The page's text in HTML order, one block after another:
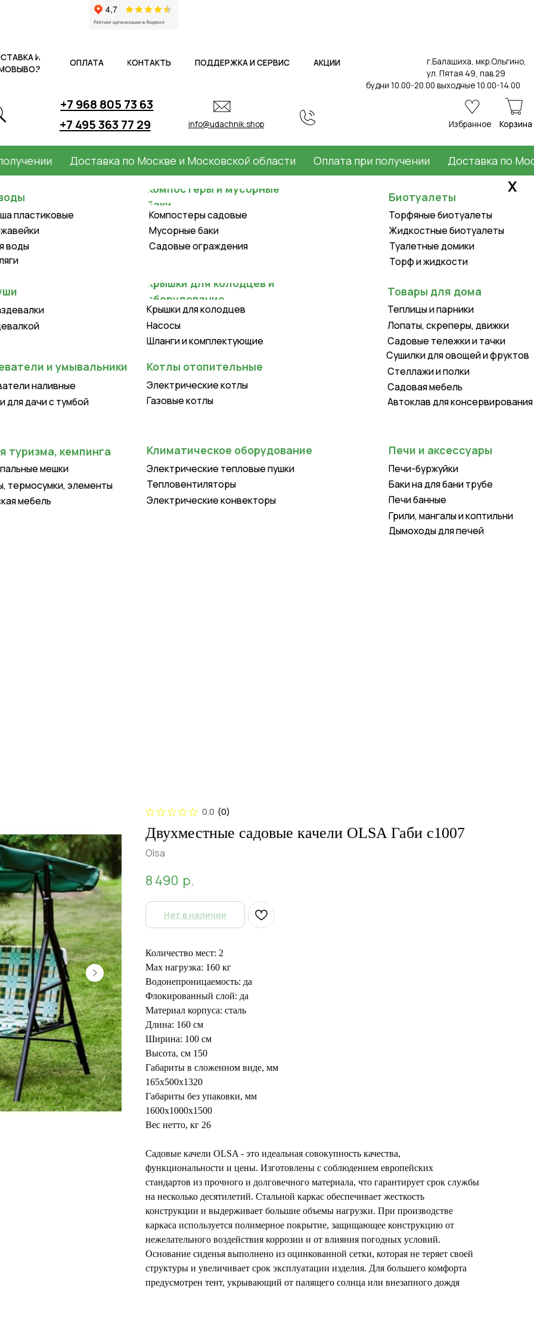
+7 495 363 77 29
info@udachnik.shop
ОПЛАТА
будни 10.00-20.00 выходные 10.00-14.00
Доставка по Москве и Московской области Оплата при получении Доставка по Москве
Компостеры садовые
Мусорные баки
Садовые ограждения
кемпинга
Компостеры и мусорные
Биотуалеты
Товары для дома
Туалетные домики
Жидкостные биотуалеты
Торфяные биотуалеты
Крышки для колодцев и
Шланги и комплектующие Садовые тележки и тачки
Лопаты, скреперы, движки
Стеллажи и полки
Электрические конвекторы
Автоклав для консервирования
Сушилки для овощей и фруктов
Котлы отопительные
Печи и аксессуары
Дымоходы для печей
Климатическое оборудование
и умывальники
Электрические котлы
Х
0.0 (0)
Двухместные садовые качели OLSA Габи с1007
Olsa
8 490 р.
Нет в наличии
Количество мест: 2
Max нагрузка: 160 кг
Водонепроницаемость: да
Флокированный слой: да
Материал корпуса: сталь
Длина: 160 см
Ширина: 100 см
Высота, см 150
Габариты в сложенном виде, мм
165х500х1320
Габариты без упаковки, мм
1600х1000х1500
Вес нетто, кг 26
Садовые качели OLSA - это идеальная совокупность качества,
функциональности и цены. Изготовлены с соблюдением европейских
стандартов из прочного и долговечного материала, что гарантирует срок службы
на несколько десятилетий. Стальной каркас обеспечивает жесткость
конструкции и выдерживает большие объемы нагрузки. При производстве
каркаса используется полимерное покрытие, защищающее конструкцию от
нежелательного воздействия коррозии и от влияния погодных условий.
Основание сиденья выполнено из оцинкованной сетки, которая не теряет своей
структуры и увеличивает срок эксплуатации изделия. Для большего комфорта
предусмотрен тент, укрывающий от палящего солнца или внезапного дождя